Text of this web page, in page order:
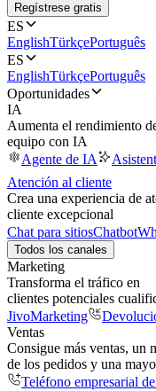
Regístrese gratis
ES
EnglishTürkçePortuguês
ES
EnglishTürkçePortuguês
Oportunidades
IA
Aumenta el rendimiento
equipo con IA
Agente de IA
Atención al cliente
Crea una experiencia de
cliente excepcional
Chat para sitiosChatbot
Todos los canales
Marketing
Transforma el tráfico en
clientes potenciales
JivoMarketing
Ventas
Consigue más ventas, un
de los pedidos y una
Teléfono empresarial